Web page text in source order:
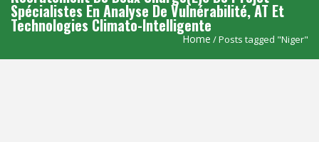
Spécialistes En Analyse De Vulnérabilité, AT Et
Technologies Climato-Intelligente
Home / Posts tagged "Niger"